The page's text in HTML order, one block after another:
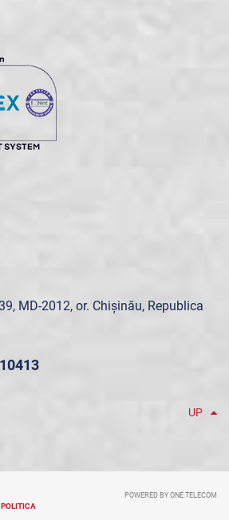
MD-2012, or. Chișinău, Republica
UP
POLITICA
POWERED BY ONE TELECOM